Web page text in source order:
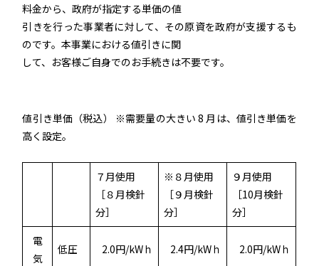
料金から、政府が指定する単価の値
引きを行った事業者に対して、その原資を政府が支援するも
のです。本事業における値引きに関
して、お客様ご自身でのお手続きは不要です。
値引き単価（税込） ※需要量の大きい 8 月は、値引き単価を
高く設定。
７月使用
［８月検針
分］
※８月使用
［９月検針
分］
９月使用
［10月検針
分］
電
気
低圧 2.0円/kWｈ 2.4円/kWｈ 2.0円/kWｈ